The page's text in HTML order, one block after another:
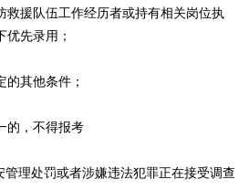
援队伍工作经历者或持有相关岗位执
优先录用；
其他条件；
，不得报考
理处罚或者涉嫌违法犯罪正在接受调查